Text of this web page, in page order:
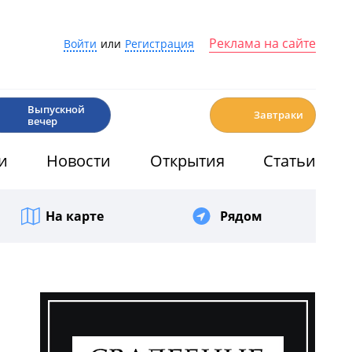
Войти или Регистрация Реклама на сайте
Выпускной
вечер
Завтраки
Новости Открытия Статьи
На карте Рядом